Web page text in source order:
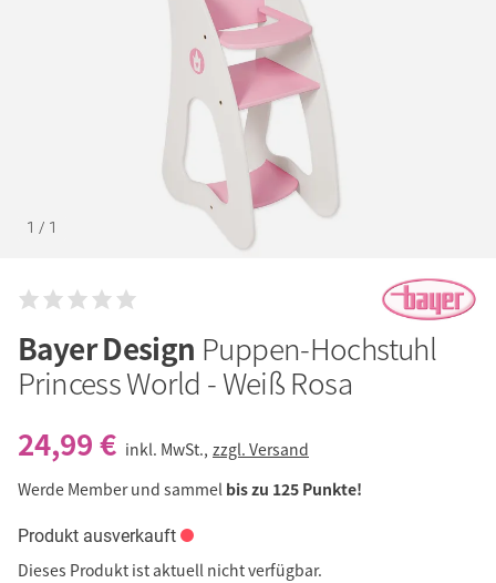
1 / 1
Bayer Design Puppen-Hochstuhl
Princess World - Weiß Rosa
24,99 € inkl. MwSt., zzgl. Versand
Werde Member und sammel bis zu 125 Punkte!
Produkt ausverkauft
Dieses Produkt ist aktuell nicht verfügbar.